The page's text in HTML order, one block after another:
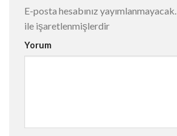
E-posta hesabınız yayımlanmayacak.
ile işaretlenmişlerdir
Yorum